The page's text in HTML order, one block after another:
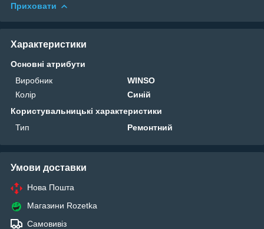
Приховати
Характеристики
Основні атрибути
Виробник
WINSO
Колір
Синій
Користувальницькі характеристики
Тип
Ремонтний
Умови доставки
Нова Пошта
Магазини Rozetka
Самовивіз